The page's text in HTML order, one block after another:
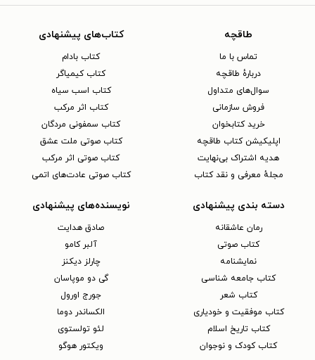
طاقچه
تماس با ما
دربارهٔ طاقچه
سوال‌های متداول
فروش سازمانی
خرید کتابخوان
اپلیکیشن کتاب طاقچه
هدیه اشتراک بی‌نهایت
مجلهٔ معرفی و نقد کتاب
کتاب‌های پیشنهادی
کتاب بادام
کتاب کیمیاگر
کتاب اسب سیاه
کتاب اثر مرکب
کتاب سمفونی مردگان
کتاب صوتی ملت عشق
کتاب صوتی اثر مرکب
کتاب صوتی عادت‌های اتمی
دسته بندی پیشنهادی
رمان عاشقانه
کتاب‌ صوتی
نمایشنامه
کتاب جامعه شناسی
کتاب شعر
کتاب موفقیت و خودیاری
کتاب تاریخ اسلام
کتاب کودک و نوجوان
نویسنده‌های پیشنهادی
صادق هدایت
آلبر کامو
چارلز دیکنز
گی دو موپاسان
جورج اورول
الکساندر دوما
لئو تولستوی
ویکتور هوگو